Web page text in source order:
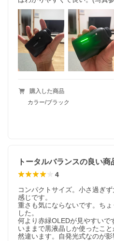
購入した商品
カラー/ブラック
トータルバランスの良い商
4
コンパクトサイズ。小さ過ぎ
感じです。
重さも気にならないです。ち
した。
何より赤緑OLEDが見やすいで
いままで黒液晶しか使ったこ
然違います。自発光式なのが影